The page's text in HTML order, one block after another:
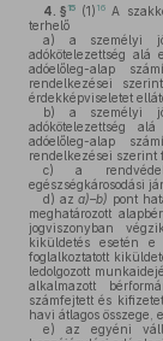
4. § 15 (1) 16A
terhelő
a) a személyi
adókötelezettség alá
adóelőleg-alap
rendelkezései
érdekképviseletet
b) a személyi
adókötelezettség
adóelőleg-alap
rendelkezései szerint
c) a
egészségkárosodási
d) aza)–b) pont
meghatározott
jogviszonyban
kiküldetés esetén e
foglalkoztatott
ledolgozott
alkalmazott
számfejtett és
havi átlagos
e) az egyéni